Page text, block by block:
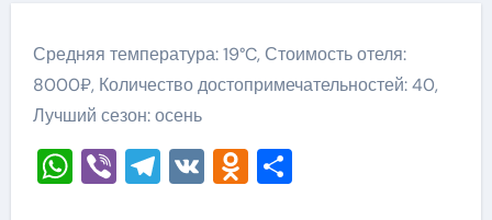
Средняя температура: 19°C, Стоимость отеля:
8000₽, Количество достопримечательностей: 40,
Лучший сезон: осень
WhatsApp
ViberTelegram
VKOdnoklassniki
Отправить